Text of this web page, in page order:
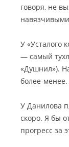
говоря, не
У «Усталого
— самый
«Душнил»).
более-менее.
У Данилова
скоро. Я бы
прогресс за